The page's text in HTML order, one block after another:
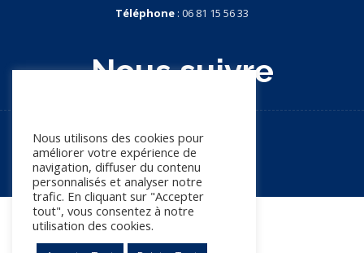
Téléphone : 06 81 15 56 33
Nous suivre
© Copyright 2026. Tous droits réservés
Nous utilisons des cookies pour
améliorer votre expérience de
navigation, diffuser du contenu
personnalisés et analyser notre
trafic. En cliquant sur "Accepter
tout", vous consentez à notre
utilisation des cookies.